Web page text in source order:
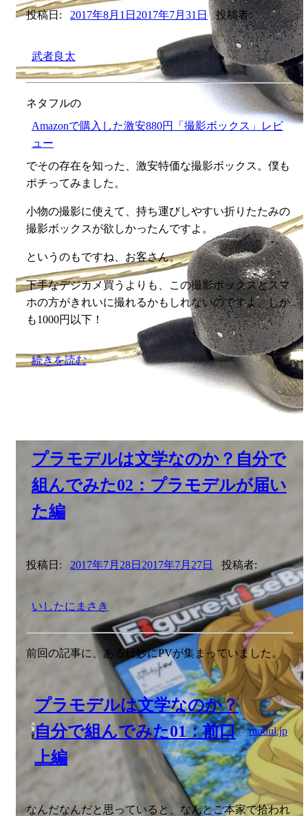
投稿日: 2017年8月1日 2017年7月31日 投稿者:
武者良太
ネタフルの
Amazonで購入した激安880円「撮影ボックス」レビ
ュー
でその存在を知った、激安特価な撮影ボックス。僕も
ポチってみました。
小物の撮影に使えて、持ち運びしやすい折りたたみの
撮影ボックスが欲しかったんですよ。
というのもですね、お客さん。
下手なデジカメ買うよりも、この撮影ボックスとスマ
ホの方がきれいに撮れるかもしれないのですよ。しか
も1000円以下！
続きを読む
プラモデルは文学なのか？自分で
組んでみた02：プラモデルが届い
た編
投稿日: 2017年7月28日 2017年7月27日 投稿者:
いしたにまさき
前回の記事に、ある日妙にPVが集まっていました。
プラモデルは文学なのか？
自分で組んでみた01：前口
上編
modul.jp
なんだなんだと思っていると、なんとご本家で拾われ